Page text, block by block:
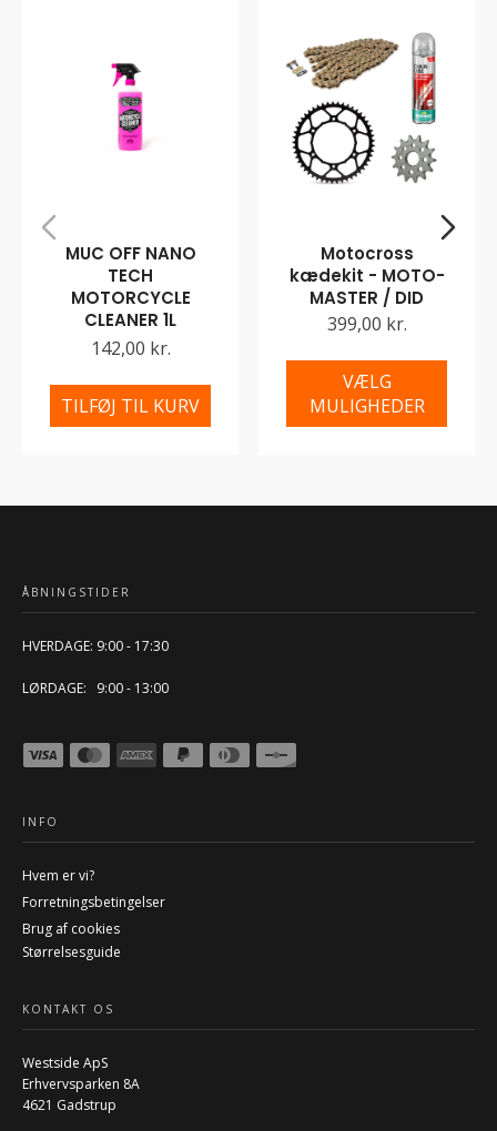
MUC OFF NANO
TECH
MOTORCYCLE
CLEANER 1L
142,00 kr.
TILFØJ TIL KURV
Motocross
kædekit - MOTO-
MASTER / DID
399,00 kr.
VÆLG
MULIGHEDER
ÅBNINGSTIDER
HVERDAGE: 9:00 - 17:30
LØRDAGE: 9:00 - 13:00
INFO
Hvem er vi?
Forretningsbetingelser
Brug af cookies
Størrelsesguide
KONTAKT OS
Westside ApS
Erhvervsparken 8A
4621 Gadstrup